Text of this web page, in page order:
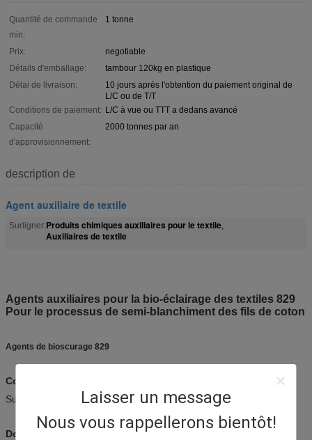
Laisser un message
Nous vous rappellerons bientôt!
Quantité de commande
min:
1 tonne
Prix:
negotiable
Détails d'emballage:
tambour 120kg en plastique
Délai de livraison:
10 jours après l'obtention du paiement original de
L/C ou de T/T
Conditions de paiement: L/C à vue ou TTT a dedans avancé
Capacité
d'approvisionnement:
2000 tonnes par an
description de
Agent auxiliaire de textile
Surligner:Produits chimiques auxiliaires pour le textile,
Auxiliaires de textile
Agents auxiliaires pour la bio-éclairage des textiles 829
Pour le processus de semi-blanchiment des fils de coton
Agents de bioscurage 829
Composition chimique
Surfactant formulé
Domaine d'application